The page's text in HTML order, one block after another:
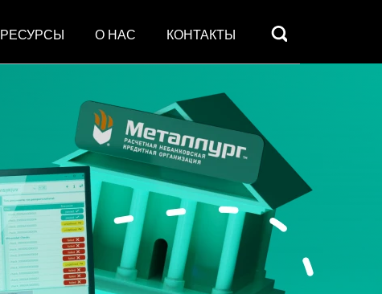
РЕСУРСЫ О НАС КОНТАКТЫ